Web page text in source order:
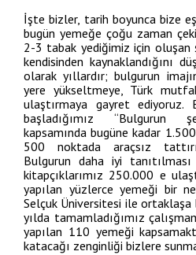
İşte bizler, tarih boyunca bize
bugün yemeğe çoğu zaman
2-3 tabak yediğimiz için oluşan
kendisinden kaynaklandığını
olarak yıllardır; bulgurun
yere yükseltmeye, Türk
ulaştırmaya gayret ediyoruz.
başladığımız “Bulgurun
kapsamında bugüne kadar
500 noktada araçsız
Bulgurun daha iyi
kitapçıklarımız 250.000 e
yapılan yüzlerce yemeği bir
Selçuk Üniversitesi ile
yılda tamamladığımız
yapılan 110 yemeği
katacağı zenginliği bizlere